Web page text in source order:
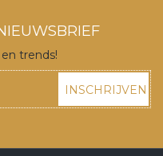
trends!
INSCHRIJVEN